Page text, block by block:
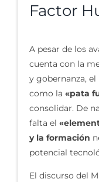
Factor
A pesar de los
cuenta con la
y gobernanza,
como la «pata
consolidar. De
falta el
y la formación
potencial
El discurso del